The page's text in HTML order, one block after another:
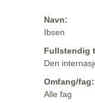
Navn:
Ibsen
Fullstendig
Den
Omfang/fag:
Alle fag